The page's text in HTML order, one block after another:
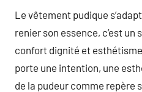
Le vêtement pudique
renier son essence, c’est
confort dignité et
porte une intention, une
de la pudeur comme repère